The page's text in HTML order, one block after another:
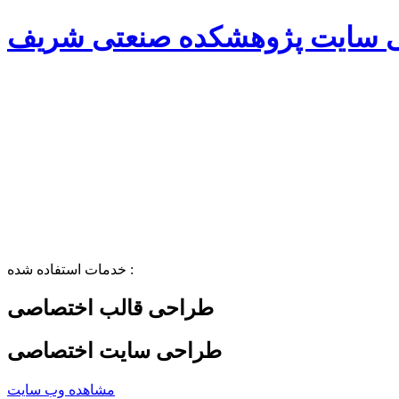
سایت پژوهشکده صنعتی شریف
خدمات استفاده شده :
طراحی قالب اختصاصی
طراحی سایت اختصاصی
مشاهده وب سایت